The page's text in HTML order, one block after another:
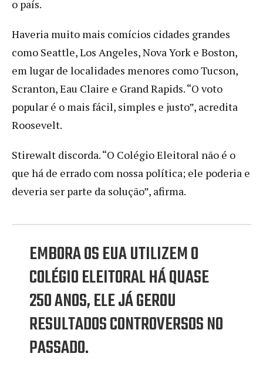
o país.
Haveria muito mais comícios cidades grandes
como Seattle, Los Angeles, Nova York e Boston,
em lugar de localidades menores como Tucson,
Scranton, Eau Claire e Grand Rapids. “O voto
popular é o mais fácil, simples e justo”, acredita
Roosevelt.
Stirewalt discorda. “O Colégio Eleitoral não é o
que há de errado com nossa política; ele poderia e
deveria ser parte da solução”, afirma.
EMBORA OS EUA UTILIZEM O
COLÉGIO ELEITORAL HÁ QUASE
250 ANOS, ELE JÁ GEROU
RESULTADOS CONTROVERSOS NO
PASSADO.